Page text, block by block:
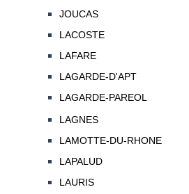
JOUCAS
LACOSTE
LAFARE
LAGARDE-D'APT
LAGARDE-PAREOL
LAGNES
LAMOTTE-DU-RHONE
LAPALUD
LAURIS